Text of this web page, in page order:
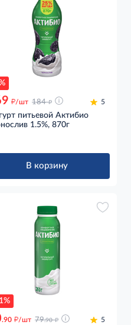
д/шт 184 д 5
питьевой Актибио
1.5%, 870г
В корзину
.90 д/шт 79.90 д 5